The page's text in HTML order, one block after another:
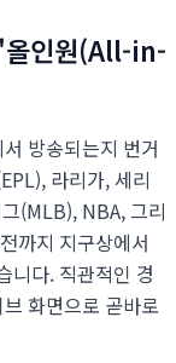
올인원(All-in-
방송되는지 번거
라리가, 세리
(MLB), NBA, 그리
까지 지구상에서
니다. 직관적인 경
화면으로 곧바로